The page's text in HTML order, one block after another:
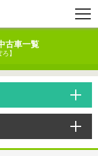
古車一覧
】